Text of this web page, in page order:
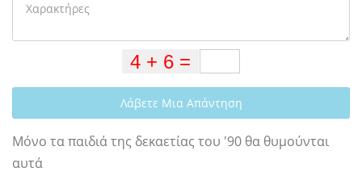
Λάβετε Μια Απάντηση
Μόνο τα παιδιά της δεκαετίας του '90 θα θυμούνται
αυτά